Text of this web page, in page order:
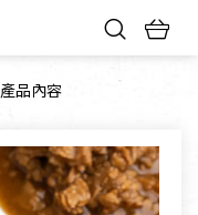
目前頁面：
產品內容